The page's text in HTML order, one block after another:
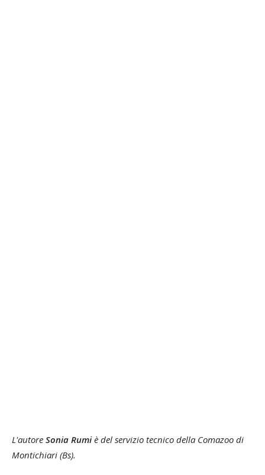
L'autore Sonia Rumiè del servizio tecnico della Comazoo di
Montichiari (Bs).